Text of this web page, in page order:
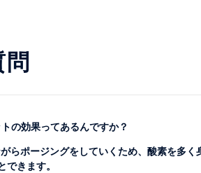
の効果ってあるんですか？
らポージングをしていくため、酸素を多
きます。